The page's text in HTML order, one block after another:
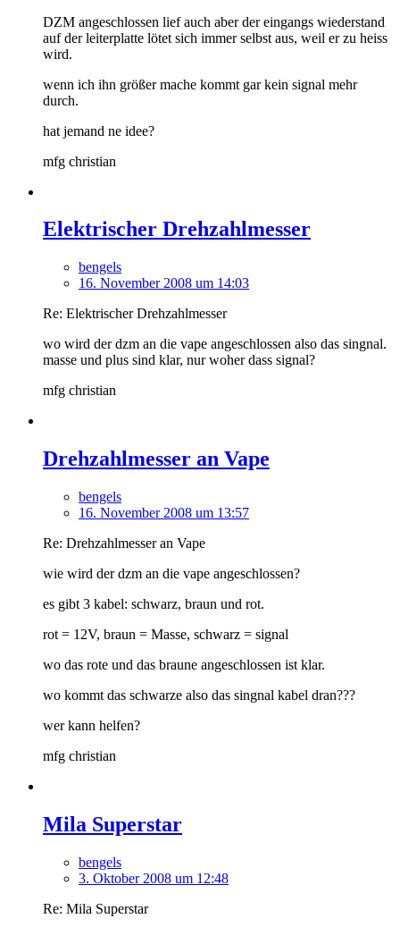
DZM angeschlossen lief auch aber der eingangs wiederstand
auf der leiterplatte lötet sich immer selbst aus, weil er zu heiss
wird.
wenn ich ihn größer mache kommt gar kein signal mehr
durch.
hat jemand ne idee?
mfg christian
Elektrischer Drehzahlmesser
bengels
16. November 2008 um 14:03
Re: Elektrischer Drehzahlmesser
wo wird der dzm an die vape angeschlossen also das singnal.
masse und plus sind klar, nur woher dass signal?
mfg christian
Drehzahlmesser an Vape
bengels
16. November 2008 um 13:57
Re: Drehzahlmesser an Vape
wie wird der dzm an die vape angeschlossen?
es gibt 3 kabel: schwarz, braun und rot.
rot = 12V, braun = Masse, schwarz = signal
wo das rote und das braune angeschlossen ist klar.
wo kommt das schwarze also das singnal kabel dran???
wer kann helfen?
mfg christian
Mila Superstar
bengels
3. Oktober 2008 um 12:48
Re: Mila Superstar